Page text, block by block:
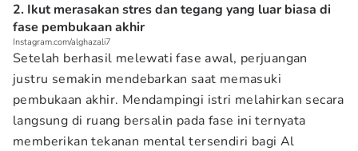
2. Ikut merasakan stres dan tegang yang luar biasa di
fase pembukaan akhir
Instagram.com/alghazali7
Setelah berhasil melewati fase awal, perjuangan
justru semakin mendebarkan saat memasuki
pembukaan akhir. Mendampingi istri melahirkan secara
langsung di ruang bersalin pada fase ini ternyata
memberikan tekanan mental tersendiri bagi Al